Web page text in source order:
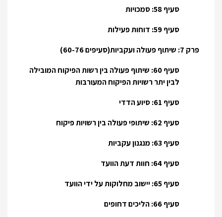
סעיף 58: סמכויות
סעיף 59: דוחות פעילות
פרק 7: שיתוף פעולה ועקביות(סעיפים 60-76)
סעיף 60: שיתוף פעולה בין רשות הפיקוח המובילה
לבין יתר רשויות הפיקוח המעורבות
סעיף 61: סיוע הדדי
סעיף 62: שיתופי פעולה בין רשויות פיקוח
סעיף 63: מנגנון עקביות
סעיף 64: חוות דעת הוועד
סעיף 65: יישוב מחלוקות על ידי הוועד
סעיף 66: הליכים דחופים